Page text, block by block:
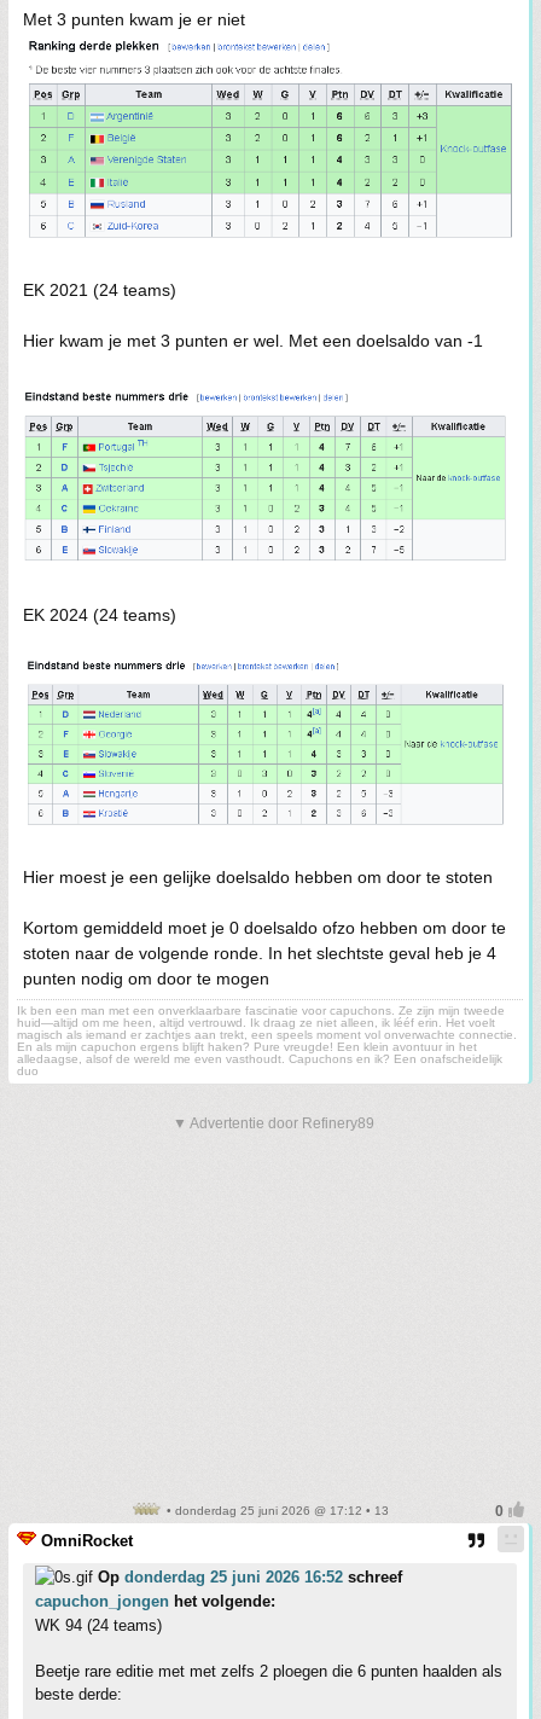
Met 3 punten kwam je er niet
EK 2021 (24 teams)
Hier kwam je met 3 punten er wel. Met een doelsaldo van -1
EK 2024 (24 teams)
Hier moest je een gelijke doelsaldo hebben om door te stoten
Kortom gemiddeld moet je 0 doelsaldo ofzo hebben om door te
stoten naar de volgende ronde. In het slechtste geval heb je 4
punten nodig om door te mogen
Ik ben een man met een onverklaarbare fascinatie voor capuchons. Ze zijn mijn tweede
huid—altijd om me heen, altijd vertrouwd. Ik draag ze niet alleen, ik lééf erin. Het voelt
magisch als iemand er zachtjes aan trekt, een speels moment vol onverwachte connectie.
En als mijn capuchon ergens blijft haken? Pure vreugde! Een klein avontuur in het
alledaagse, alsof de wereld me even vasthoudt. Capuchons en ik? Een onafscheidelijk
duo
▼ Advertentie door Refinery89
• donderdag 25 juni 2026 @ 17:12 • 13
OmniRocket
Op donderdag 25 juni 2026 16:52 schreef
capuchon_jongen het volgende:
WK 94 (24 teams)
Beetje rare editie met met zelfs 2 ploegen die 6 punten haalden als
beste derde: